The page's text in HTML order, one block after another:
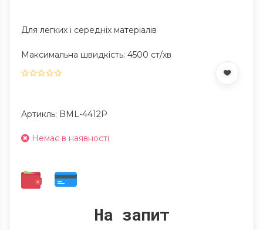
Для легких і середніх матеріалів
Максимальна швидкість: 4500 ст/хв
Артикль: BML-4412P
Немає в наявності
На запит